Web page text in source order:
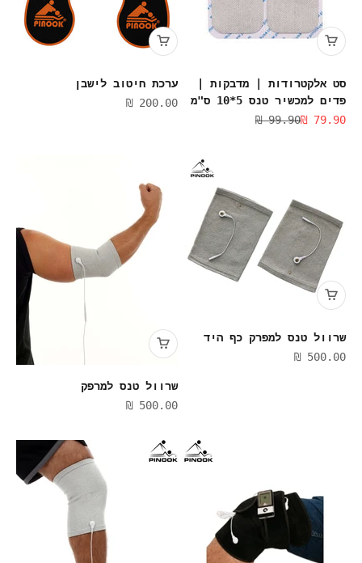
סט אלקטרודות | מדבקות |
פדים למכשיר טנס 5*10 ס"מ
מחיר מבצע
79.90 ₪ מחיר רגיל
99.90 ₪
ערכת חיטוב לישבן
מחיר מבצע
200.00 ₪
שרוול טנס למפרק כף היד
מחיר מבצע
500.00 ₪
שרוול טנס למרפק
מחיר מבצע
500.00 ₪